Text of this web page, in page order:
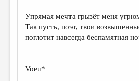
КОЛОНКА РЕДАКТОРА
ОТ РЕДАКЦИИ
Упрямая мечта грызёт меня
Так пусть, поэт, твои
поглотит навсегда беспамятная
Voeu*